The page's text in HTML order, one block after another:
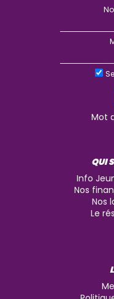
Mot
QUI
Info
Nos
Nos
Le